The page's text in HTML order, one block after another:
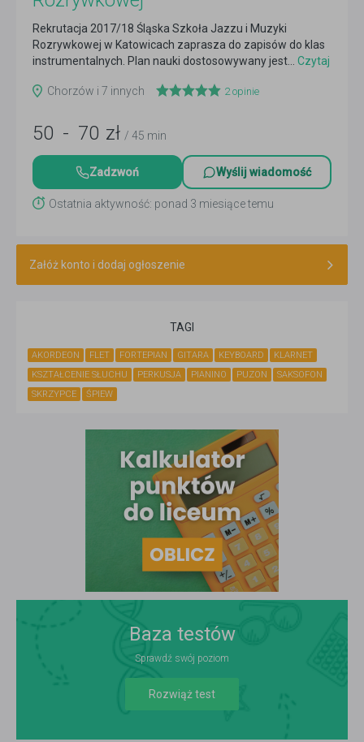
Rekrutacja 2017/18 Śląska Szkoła Jazzu i Muzyki
Rozrywkowej w Katowicach zaprasza do zapisów do klas
instrumentalnych. Plan nauki dostosowywany jest...
Czytaj
Chorzów i 7 innych
2opinie
50 - 70 zł / 45 min
Zadzwoń Wyślij wiadomość
Ostatnia aktywność: ponad 3 miesiące temu
Załóż konto i dodaj ogłoszenie
TAGI
AKORDEON FLET FORTEPIAN GITARA KEYBOARD
KLARNET
KSZTAŁCENIE SŁUCHU
PERKUSJA PIANINO PUZON
SAKSOFON
SKRZYPCE
ŚPIEW
Baza testów
Sprawdź swój poziom
Rozwiąż test